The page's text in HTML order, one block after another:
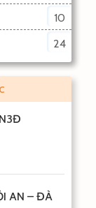
10
24
AN – ĐÀ